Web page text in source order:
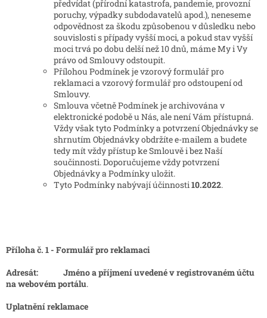
předvídat (přírodní katastrofa, pandemie, provozní
poruchy, výpadky subdodavatelů apod.), neneseme
odpovědnost za škodu způsobenou v důsledku nebo
souvislosti s případy vyšší moci, a pokud stav vyšší
moci trvá po dobu delší než 10 dnů, máme My i Vy
právo od Smlouvy odstoupit.
Přílohou Podmínek je vzorový formulář pro
reklamaci a vzorový formulář pro odstoupení od
Smlouvy.
Smlouva včetně Podmínek je archivována v
elektronické podobě u Nás, ale není Vám přístupná.
Vždy však tyto Podmínky a potvrzení Objednávky se
shrnutím Objednávky obdržíte e-mailem a budete
tedy mít vždy přístup ke Smlouvě i bez Naší
součinnosti. Doporučujeme vždy potvrzení
Objednávky a Podmínky uložit.
Tyto Podmínky nabývají účinnosti10.2022.
Příloha č. 1 - Formulář pro reklamaci
Adresát: Jméno a příjmení uvedené v registrovaném účtu
na webovém portálu.
Uplatnění reklamace